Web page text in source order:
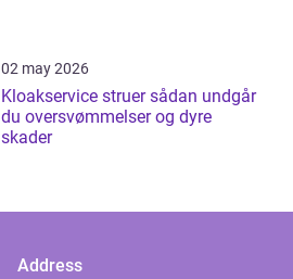
02 may 2026
Kloakservice struer sådan undgår
du oversvømmelser og dyre
skader
Address